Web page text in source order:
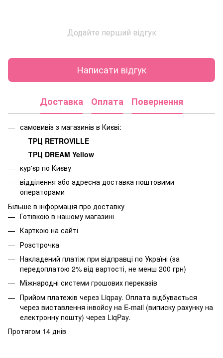
Додайте перший відгук
Написати відгук
Доставка Оплата Повернення
самовивіз з магазинів в Києві:
ТРЦ RETROVILLE
ТРЦ DREAM Yellow
кур'єр по Києву
відділення або адресна доставка поштовими
операторами
Більше в інформація про доставку
Готівкою в нашому магазині
Карткою на сайті
Розстрочка
Накладений платіж при відправці по Україні (за
передоплатою 2% від вартості, не менш 200 грн)
Міжнародні системи грошових переказів
Прийом платежів через Liqpay. Оплата відбувається
через виставлення інвойсу на E-mail (виписку рахунку на
електронну пошту) через LiqPay.
Протягом 14 днів